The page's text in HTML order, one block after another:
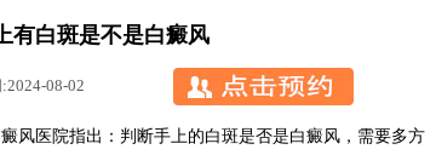
有白斑是不是白癜风
08-02
风医院指出：判断手上的白斑是否是白癜风，需要多方